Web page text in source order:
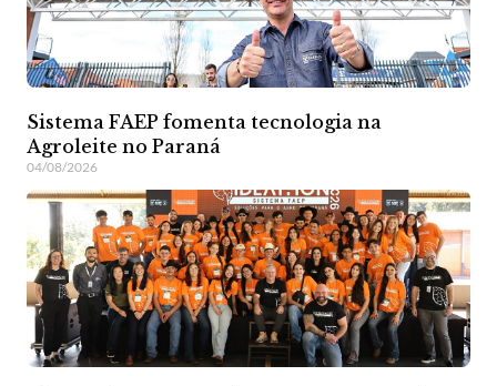
Sistema FAEP fomenta tecnologia na
Agroleite no Paraná
04/08/2026